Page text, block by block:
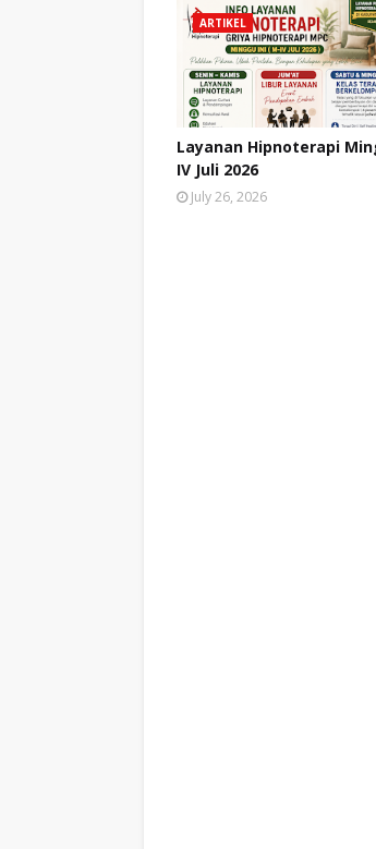
ARTIKEL
Layanan Hipnoterapi
IV Juli 2026
July 26, 2026